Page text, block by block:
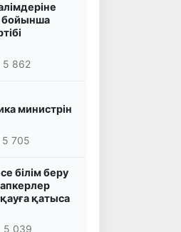
бойынша
5 862
министрін
5 705
білім беру
қатыса
5 039